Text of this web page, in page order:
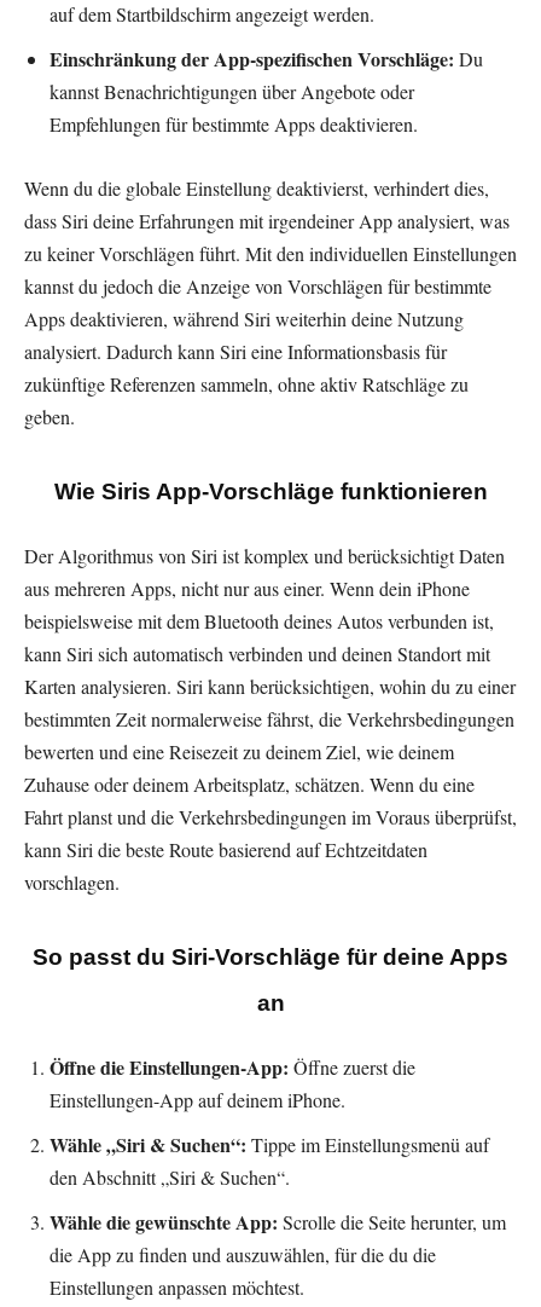
auf dem Startbildschirm angezeigt werden.
Einschränkung der App-spezifischen Vorschläge: Du
kannst Benachrichtigungen über Angebote oder
Empfehlungen für bestimmte Apps deaktivieren.
Wenn du die globale Einstellung deaktivierst, verhindert dies,
dass Siri deine Erfahrungen mit irgendeiner App analysiert, was
zu keiner Vorschlägen führt. Mit den individuellen Einstellungen
kannst du jedoch die Anzeige von Vorschlägen für bestimmte
Apps deaktivieren, während Siri weiterhin deine Nutzung
analysiert. Dadurch kann Siri eine Informationsbasis für
zukünftige Referenzen sammeln, ohne aktiv Ratschläge zu
geben.
Wie Siris App-Vorschläge funktionieren
Der Algorithmus von Siri ist komplex und berücksichtigt Daten
aus mehreren Apps, nicht nur aus einer. Wenn dein iPhone
beispielsweise mit dem Bluetooth deines Autos verbunden ist,
kann Siri sich automatisch verbinden und deinen Standort mit
Karten analysieren. Siri kann berücksichtigen, wohin du zu einer
bestimmten Zeit normalerweise fährst, die Verkehrsbedingungen
bewerten und eine Reisezeit zu deinem Ziel, wie deinem
Zuhause oder deinem Arbeitsplatz, schätzen. Wenn du eine
Fahrt planst und die Verkehrsbedingungen im Voraus überprüfst,
kann Siri die beste Route basierend auf Echtzeitdaten
vorschlagen.
So passt du Siri-Vorschläge für deine Apps
an
Öffne die Einstellungen-App: Öffne zuerst die
Einstellungen-App auf deinem iPhone.
Wähle „Siri & Suchen“: Tippe im Einstellungsmenü auf
den Abschnitt „Siri & Suchen“.
Wähle die gewünschte App: Scrolle die Seite herunter, um
die App zu finden und auszuwählen, für die du die
Einstellungen anpassen möchtest.